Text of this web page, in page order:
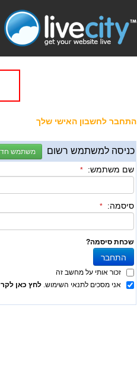
התחבר לחשבון האישי שלך